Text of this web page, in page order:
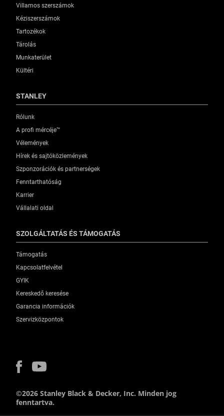
Villamos szerszámok
Kéziszerszámok
Tartozékok
Tárolás
Munkaterület
Kültéri
STANLEY
Rólunk
A profi mércéje™
Vélemények
Hírek és sajtóközlemények
Szponzorációk és partnerségek
Fenntarthatóság
Karrier
Vállalati oldal
SZOLGÁLTATÁS ÉS TÁMOGATÁS
Támogatás
Kapcsolatfelvétel
GYIK
Kereskedő keresése
Garancia információk
Szervizközpontok
©2026 Stanley Black & Decker, Inc. Minden jog
fenntartva.